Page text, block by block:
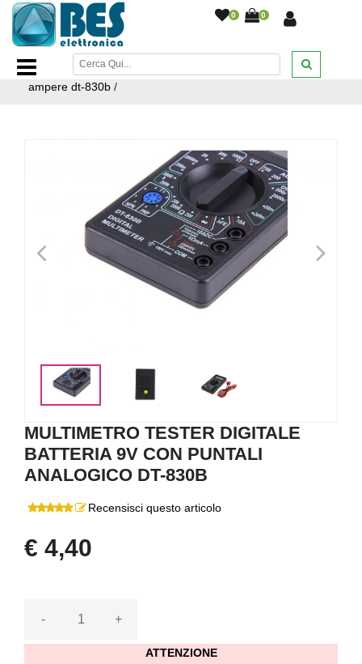
0 0
Home Page/BRICOLAGE E FERRAMENTA
UTENSILI
MANUALI /Tester digitale multimetro a batteria con puntali
ampere dt-830b /
< >
MULTIMETRO TESTER DIGITALE
BATTERIA 9V CON PUNTALI
ANALOGICO DT-830B
Recensisci questo articolo
€ 4,40
- +
ATTENZIONE